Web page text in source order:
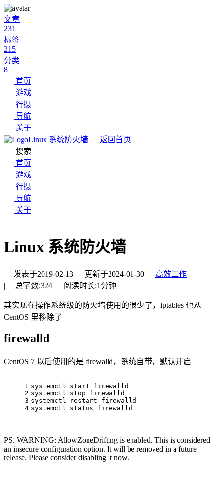
文章
231
标签
215
分类
8
首页
游戏
行摄
导航
关于
Linux 系统防火墙
返回首页
搜索
首页
游戏
行摄
导航
关于
Linux 系统防火墙
发表于2019-02-13| 更新于2024-01-30|
高效工作
|
总字数:324| 阅读时长:1分钟
其实现在操作系统级的防火墙使用的很少了，iptables 也从
CentOS 里移除了
firewalld
CentOS 7 以后使用的是 firewalld，系统自带，默认开启
1
2
3
4
systemctl start firewalld
systemctl stop firewalld
systemctl restart firewalld
systemctl status firewalld
PS. WARNING: AllowZoneDrifting is enabled. This is considered
an insecure configuration option. It will be removed in a future
release. Please consider disabling it now.